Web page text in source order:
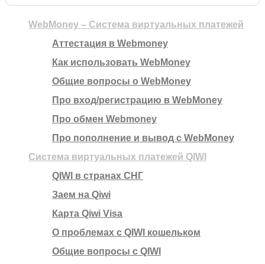
WebMoney – Система виртуальных платежей
Аттестация в Webmoney
Как использовать WebMoney
Общие вопросы о WebMoney
Про вход/регистрацию в WebMoney
Про обмен Webmoney
Про пополнение и вывод с WebMoney
Система виртуальных платежей QIWI
QIWI в странах СНГ
Заем на Qiwi
Карта Qiwi Visa
О проблемах с QIWI кошельком
Общие вопросы с QIWI